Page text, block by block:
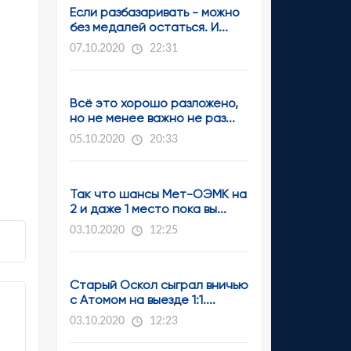
Если разбазаривать - можно
без медалей остаться. И...
07.10.2020 22:31
Всё это хорошо разложено,
но не менее важно не раз...
05.10.2020 20:33
Так что шансы Мет-ОЭМК на
2 и даже 1 место пока вы...
03.10.2020 12:25
Старый Оскол сыграл вничью
с Атомом на выезде 1:1....
03.10.2020 12:23